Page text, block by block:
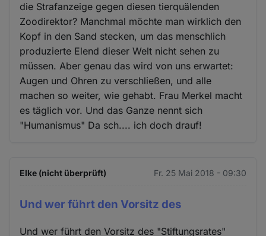
die Strafanzeige gegen diesen tierquälenden
Zoodirektor? Manchmal möchte man wirklich den
Kopf in den Sand stecken, um das menschlich
produzierte Elend dieser Welt nicht sehen zu
müssen. Aber genau das wird von uns erwartet:
Augen und Ohren zu verschließen, und alle
machen so weiter, wie gehabt. Frau Merkel macht
es täglich vor. Und das Ganze nennt sich
"Humanismus" Da sch.... ich doch drauf!
Elke (nicht überprüft) Fr. 25 Mai 2018 - 09:30
Und wer führt den Vorsitz des
Und wer führt den Vorsitz des "Stiftungsrates"